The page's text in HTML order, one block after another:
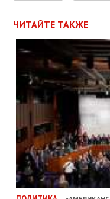
ЧИТАЙТЕ ТАКЖЕ